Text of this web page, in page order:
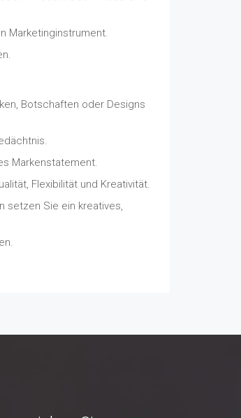
Marketinginstrument.
Botschaften oder Designs
Markenstatement.
Flexibilität und Kreativität.
setzen Sie ein kreatives,